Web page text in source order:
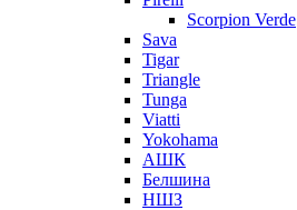
Scorpion Verde
Sava
Tigar
Triangle
Tunga
Viatti
Yokohama
АШК
Белшина
НШЗ